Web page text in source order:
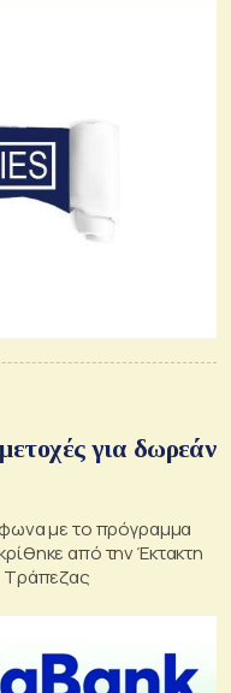
για δωρεάν
με το πρόγραμμα
από την Έκτακτη
Τράπεζας